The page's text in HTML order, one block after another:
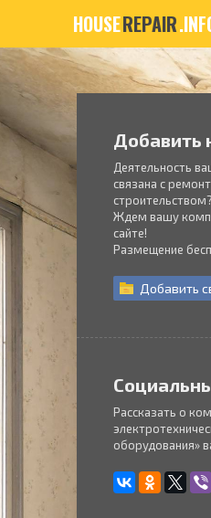
HOUSEREPAIR
Добавить
Деятельность
связана с
строительством?
Ждем вашу
сайте!
Размещение
Добавить
Рассказать о
оборудования»